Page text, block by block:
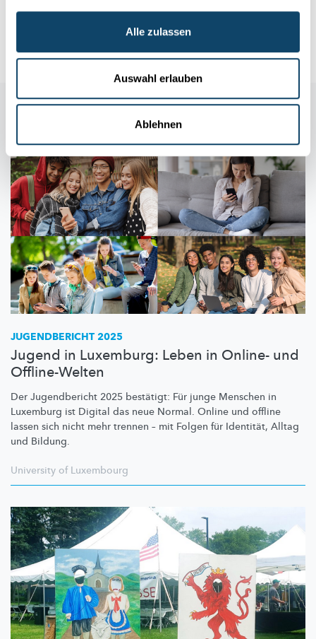
Alle zulassen
Auswahl erlauben
Ablehnen
Auch in dieser Rubrik
JUGENDBERICHT 2025
Jugend in Luxemburg: Leben in Online- und
Offline-Welten
Der Jugendbericht 2025 bestätigt: Für junge Menschen in
Luxemburg ist Digital das neue Normal. Online und offline
lassen sich nicht mehr trennen – mit Folgen für Identität, Alltag
und Bildung.
University of Luxembourg